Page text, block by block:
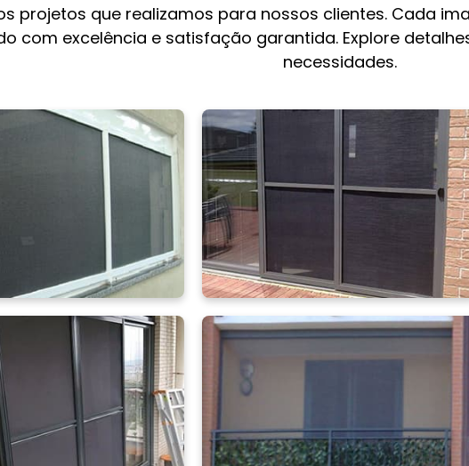
projetos que realizamos para nossos clientes. Cada
com excelência e satisfação garantida. Explore
necessidades.